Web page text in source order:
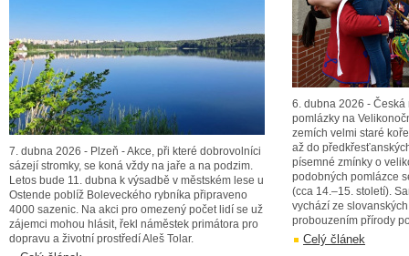
7. dubna 2026 - Plzeň - Akce, při které dobrovolníci
sázejí stromky, se koná vždy na jaře a na podzim.
Letos bude 11. dubna k výsadbě v městském lese u
Ostende poblíž Boleveckého rybníka připraveno
4000 sazenic. Na akci pro omezený počet lidí se už
zájemci mohou hlásit, řekl náměstek primátora pro
dopravu a životní prostředí Aleš Tolar.
6. dubna 2026 -
pomlázky na
zemích velmi staré
až do
písemné zmínky o
podobných pomlázce
(cca 14.–15. století).
vychází ze
probouzením přírody
Celý článek